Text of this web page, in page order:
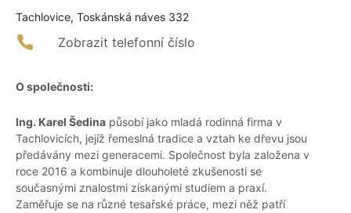
Tachlovice, Toskánská náves 332
Zobrazit telefonní číslo
O společnosti:
Ing. Karel Šedina působí jako mladá rodinná firma v
Tachlovicích, jejíž řemeslná tradice a vztah ke dřevu jsou
předávány mezi generacemi. Společnost byla založena v
roce 2016 a kombinuje dlouholeté zkušenosti se
současnými znalostmi získanými studiem a praxí.
Zaměřuje se na různé tesařské práce, mezi něž patří